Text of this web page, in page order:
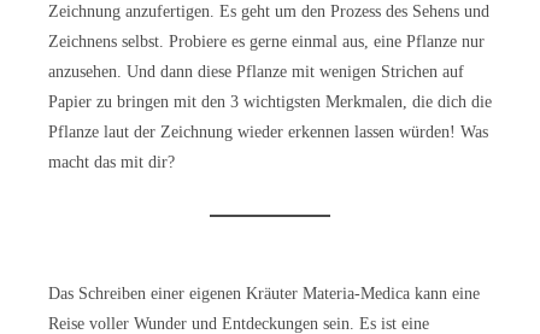
Zeichnung anzufertigen. Es geht um den Prozess des Sehens und
Zeichnens selbst. Probiere es gerne einmal aus, eine Pflanze nur
anzusehen. Und dann diese Pflanze mit wenigen Strichen auf
Papier zu bringen mit den 3 wichtigsten Merkmalen, die dich die
Pflanze laut der Zeichnung wieder erkennen lassen würden! Was
macht das mit dir?
Das Schreiben einer eigenen Kräuter Materia-Medica kann eine
Reise voller Wunder und Entdeckungen sein. Es ist eine